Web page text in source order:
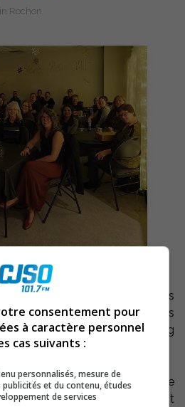
Rochon
famille ne pourrait pas offrir ses
sans les nombreux bénévoles
fonctionnement tout au long
intention, le 2 décembre, une
Parmi les 25 invités, figuraient
consentement pour
à caractère personnel
cas suivants :
personnalisés, mesure de
et du contenu, études
de services